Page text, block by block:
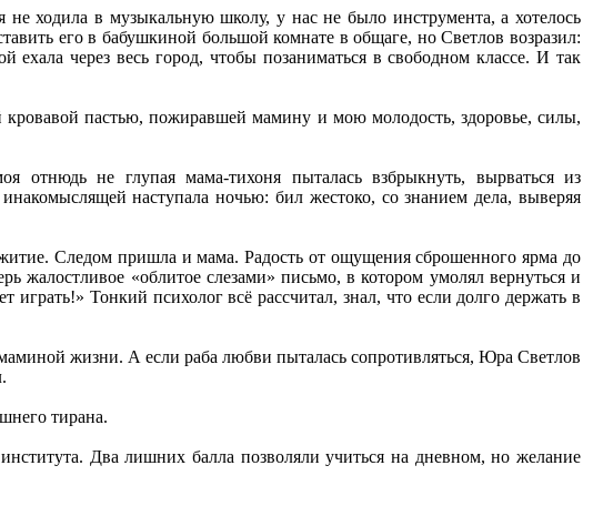
ходила в музыкальную школу, у нас не было инструмента, а хотелось
его в бабушкиной большой комнате в общаге, но Светлов возразил:
через весь город, чтобы позаниматься в свободном классе. И так
пастью, пожиравшей мамину и мою молодость, здоровье, силы,
отнюдь не глупая мама-тихоня пыталась взбрыкнуть, вырваться из
наступала ночью: бил жестоко, со знанием дела, выверяя
Следом пришла и мама. Радость от ощущения сброшенного ярма до
«облитое слезами» письмо, в котором умолял вернуться и
Тонкий психолог всё рассчитал, знал, что если долго держать в
жизни. А если раба любви пыталась сопротивляться, Юра Светлов
тирана.
Два лишних балла позволяли учиться на дневном, но желание